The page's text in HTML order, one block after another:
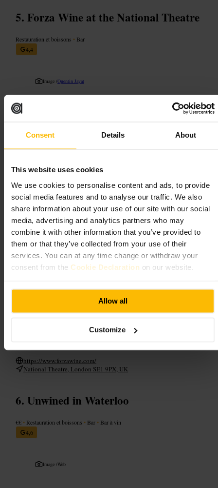
Consent Details About
This website uses cookies
We use cookies to personalise content and ads, to provide
social media features and to analyse our traffic. We also
share information about your use of our site with our social
media, advertising and analytics partners who may
combine it with other information that you’ve provided to
them or that they’ve collected from your use of their
services. You can at any time change or withdraw your
consent from the Cookie Declaration on our website.
Allow all
Customize
Forza Wine at the National Theatre
Restauration et boissons • Bar
4,4
Image /Quentin Jayat
“Un bar à vin pratique au National Theatre,
spectacle.”
Convient pour
#Baràvin #Londres # Apéro Afterwork #Sortir #
RiveSud
#Théâtre
À quoi s'attendre
Orientation claire vers le vin, avec conseils du personnel pour les
accords. Menu court et accessible, adapté aux amateurs et aux curieux.
Intérieur contemporain, places au comptoir et tables pour se poser.
sortie. Si vous venez en groupe, réservez à l'avance. Prévoyez un court
https://www.forzawine.com/
National Theatre, London SE1 9PX, UK
Unwined in Waterloo
€€ • Restauration et boissons • Bar • Bar à vin
4,6
Image /Web